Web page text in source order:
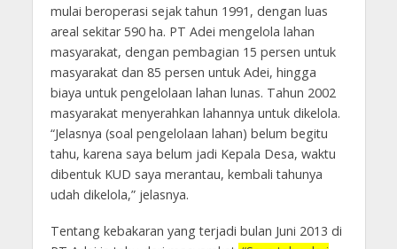
mulai beroperasi sejak tahun 1991, dengan luas
areal sekitar 590 ha. PT Adei mengelola lahan
masyarakat, dengan pembagian 15 persen untuk
masyarakat dan 85 persen untuk Adei, hingga
biaya untuk pengelolaan lahan lunas. Tahun 2002
masyarakat menyerahkan lahannya untuk dikelola.
“Jelasnya (soal pengelolaan lahan) belum begitu
tahu, karena saya belum jadi Kepala Desa, waktu
dibentuk KUD saya merantau, kembali tahunya
udah dikelola,” jelasnya.
Tentang kebakaran yang terjadi bulan Juni 2013 di